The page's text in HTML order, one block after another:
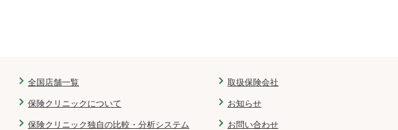
全国店舗一覧
保険クリニックについて
保険クリニック独自の比較・分析システム
取扱保険会社
お知らせ
お問い合わせ